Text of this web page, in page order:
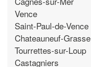
Vence
Saint-Paul-de-Vence
Chateauneuf-Grasse
Tourrettes-sur-Loup
Castagniers